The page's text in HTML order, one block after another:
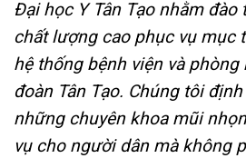
Đại học Y Tân Tạo nhằm
chất lượng cao phục vụ mục
hệ thống bệnh viện và phòng
đoàn Tân Tạo. Chúng tôi
những chuyên khoa mũi
vụ cho người dân mà không